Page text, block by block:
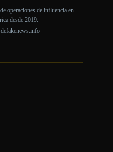
operaciones de influencia en
desde 2019.